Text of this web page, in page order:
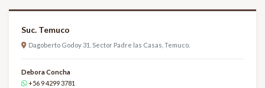
Suc. Temuco
Dagoberto Godoy 31. Sector Padre las Casas, Temuco.
Debora Concha
+56 9 4299 3781